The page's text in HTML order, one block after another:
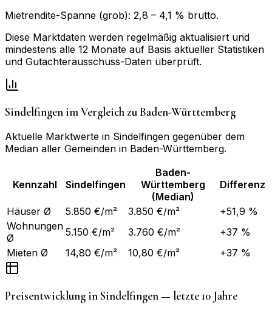
Mietrendite-Spanne (grob): 2,8 – 4,1 % brutto.
Diese Marktdaten werden regelmäßig aktualisiert und
mindestens alle 12 Monate auf Basis aktueller Statistiken
und Gutachterausschuss-Daten überprüft.
Sindelfingen im Vergleich zuBaden-Württemberg
Aktuelle Marktwerte in Sindelfingen gegenüber dem
Median aller Gemeinden in Baden-Württemberg.
Kennzahl Sindelfingen
Baden-
Württemberg
(Median)
Differenz
Häuser Ø 5.850 €/m² 3.850 €/m²
+51,9 %
Wohnungen
Ø
5.150 €/m² 3.760 €/m²
+37 %
Mieten Ø
14,80 €/m² 10,80 €/m² +37 %
Preisentwicklung in Sindelfingen— letzte 10 Jahre